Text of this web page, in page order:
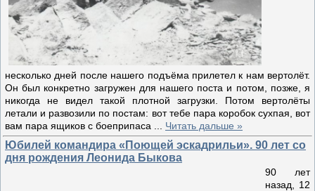
несколько дней после нашего подъёма прилетел к нам вертолёт.
Он был конкретно загружен для нашего поста и потом, позже, я
никогда не видел такой плотной загрузки. Потом вертолёты
летали и развозили по постам: вот тебе пара коробок сухпая, вот
вам пара ящиков с боеприпаса
Читать дальше »
Юбилей командира «Поющей эскадрильи». 90 лет со
дня рождения Леонида Быкова
90 лет
назад, 12